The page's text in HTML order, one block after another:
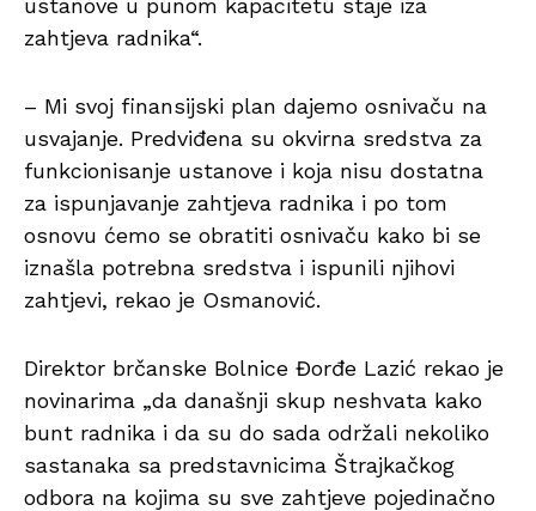
ustanove u punom kapacitetu staje iza
zahtjeva radnika“.
– Mi svoj finansijski plan dajemo osnivaču na
usvajanje. Predviđena su okvirna sredstva za
funkcionisanje ustanove i koja nisu dostatna
za ispunjavanje zahtjeva radnika i po tom
osnovu ćemo se obratiti osnivaču kako bi se
iznašla potrebna sredstva i ispunili njihovi
zahtjevi, rekao je Osmanović.
Direktor brčanske Bolnice Đorđe Lazić rekao je
novinarima „da današnji skup neshvata kako
bunt radnika i da su do sada održali nekoliko
sastanaka sa predstavnicima Štrajkačkog
odbora na kojima su sve zahtjeve pojedinačno